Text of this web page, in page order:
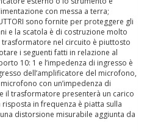
con messa a terra;
sono fornite per proteggere gli
e la scatola è di costruzione molto
trasformatore nel circuito è piuttosto
i seguenti fatti in relazione al
10: 1 e l’impedenza di ingresso è
dell’amplificatore del microfono,
con un’impedenza di
il trasformatore presenterà un carico
in frequenza è piatta sulla
distorsione misurabile aggiunta da